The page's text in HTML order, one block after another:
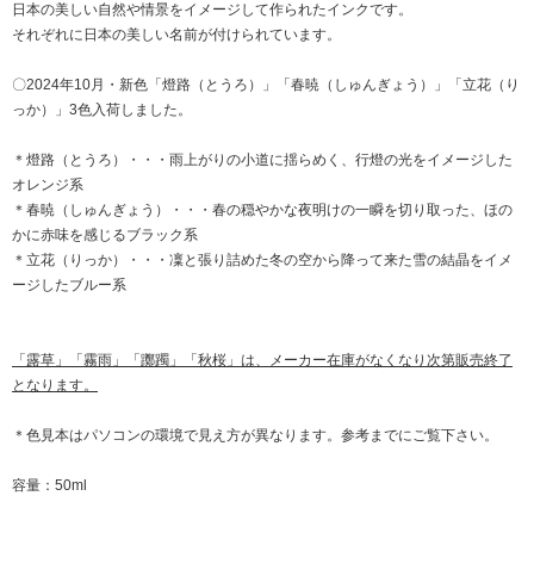
日本の美しい自然や情景をイメージして作られたインクです。
それぞれに日本の美しい名前が付けられています。
〇2024年10月・新色「燈路（とうろ）」「春暁（しゅんぎょう）」「立花（り
っか）」3色入荷しました。
＊燈路（とうろ）・・・雨上がりの小道に揺らめく、行燈の光をイメージした
オレンジ系
＊春暁（しゅんぎょう）・・・春の穏やかな夜明けの一瞬を切り取った、ほの
かに赤味を感じるブラック系
＊立花（りっか）・・・凜と張り詰めた冬の空から降って来た雪の結晶をイメ
ージしたブルー系
「露草」「霧雨」「躑躅」「秋桜」は、メーカー在庫がなくなり次第販売終了
となります。
＊色見本はパソコンの環境で見え方が異なります。参考までにご覧下さい。
容量：50ml